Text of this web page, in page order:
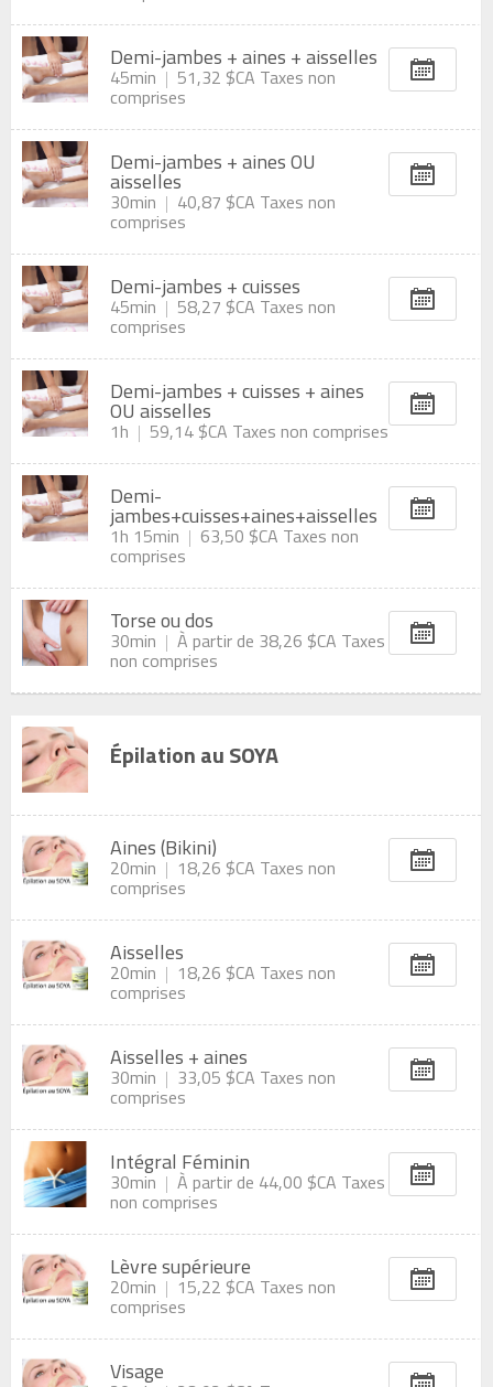
Demi-jambes + aines + aisselles
45min 51,32 $CA Taxes non
comprises
Demi-jambes + aines OU
aisselles
30min 40,87 $CA Taxes non
comprises
Demi-jambes + cuisses
45min 58,27 $CA Taxes non
comprises
Demi-jambes + cuisses + aines
OU aisselles
1h 59,14 $CA Taxes non comprises
Demi-
jambes+cuisses+aines+aisselles
1h 15min 63,50 $CA Taxes non
comprises
Torse ou dos
30min À partir de 38,26 $CA Taxes
non comprises
Épilation au SOYA
Aines (Bikini)
20min 18,26 $CA Taxes non
comprises
Aisselles
20min 18,26 $CA Taxes non
comprises
Aisselles + aines
30min 33,05 $CA Taxes non
comprises
Intégral Féminin
30min À partir de 44,00 $CA Taxes
non comprises
Lèvre supérieure
20min 15,22 $CA Taxes non
comprises
Visage